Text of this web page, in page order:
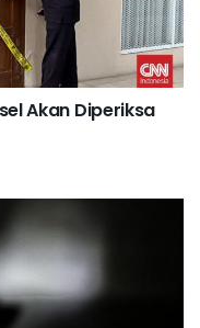
Akan Diperiksa